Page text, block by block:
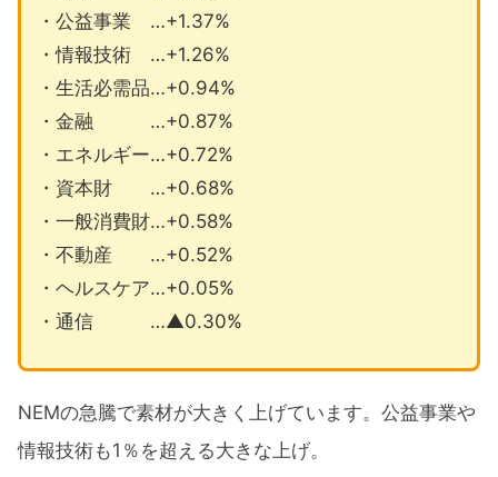
・公益事業 …+1.37%
・情報技術 …+1.26%
・生活必需品…+0.94%
・金融 …+0.87%
・エネルギー…+0.72%
・資本財 …+0.68%
・一般消費財…+0.58%
・不動産 …+0.52%
・ヘルスケア…+0.05%
・通信 …▲0.30%
NEMの急騰で素材が大きく上げています。公益事業や
情報技術も1％を超える大きな上げ。